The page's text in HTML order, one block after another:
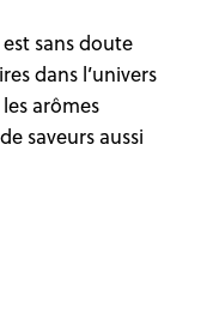
sans doute
dans l’univers
arômes
saveurs aussi